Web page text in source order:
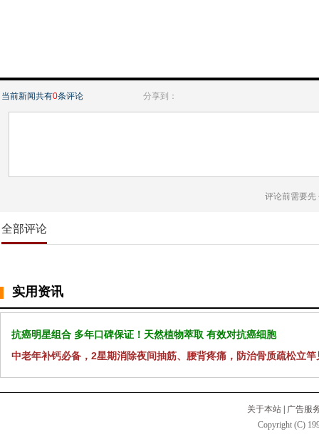
当前新闻共有0条评论 分享到：
评论前需要先
全部评论
实用资讯
抗癌明星组合 多年口碑保证！天然植物萃取 有效对抗癌细胞
中老年补钙必备，2星期消除夜间抽筋、腰背疼痛，防治骨质疏松立竿
关于本站 | 广告服
Copyright (C)